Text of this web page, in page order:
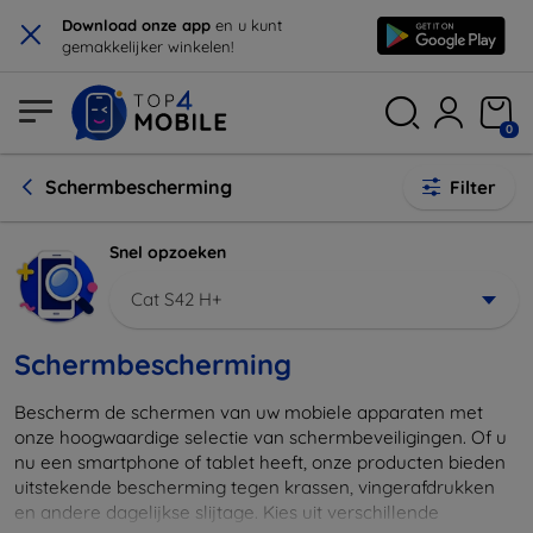
× Download onze app en u kunt
gemakkelijker winkelen!
0
Schermbescherming Filter
Snel opzoeken
Cat S42 H+
Schermbescherming
Bescherm de schermen van uw mobiele apparaten met
onze hoogwaardige selectie van schermbeveiligingen. Of u
nu een smartphone of tablet heeft, onze producten bieden
uitstekende bescherming tegen krassen, vingerafdrukken
en andere dagelijkse slijtage. Kies uit verschillende